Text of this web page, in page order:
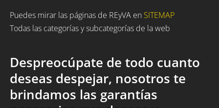
Puedes mirar las páginas de REyVA en SITEMAP
Todas las categorías y subcategorías de la web
Despreocúpate de todo cuanto
deseas despejar, nosotros te
brindamos las garantías